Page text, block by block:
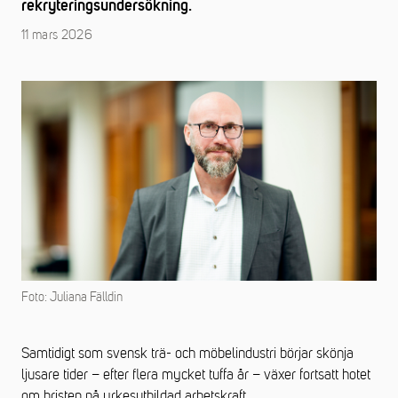
rekryteringsundersökning.
11 mars 2026
Foto: Juliana Fälldin
Samtidigt som svensk trä- och möbelindustri börjar skönja
ljusare tider – efter flera mycket tuffa år – växer fortsatt hotet